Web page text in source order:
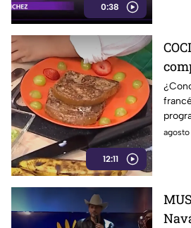
0:38
12:11
de
agosto